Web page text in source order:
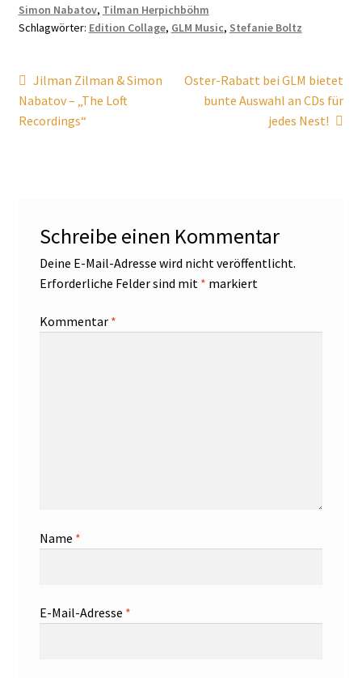
Simon Nabatov, Tilman Herpichböhm
Schlagwörter: Edition Collage, GLM Music, Stefanie Boltz
Beitragsnavigation
Vorheriger
Beitrag:
Jilman Zilman & Simon
Nabatov – „The Loft
Recordings“
Nächster
Beitrag:
Oster-Rabatt bei GLM bietet
bunte Auswahl an CDs für
jedes Nest!
Schreibe einen Kommentar
Deine E-Mail-Adresse wird nicht veröffentlicht.
Erforderliche Felder sind mit * markiert
Kommentar *
Name *
E-Mail-Adresse *